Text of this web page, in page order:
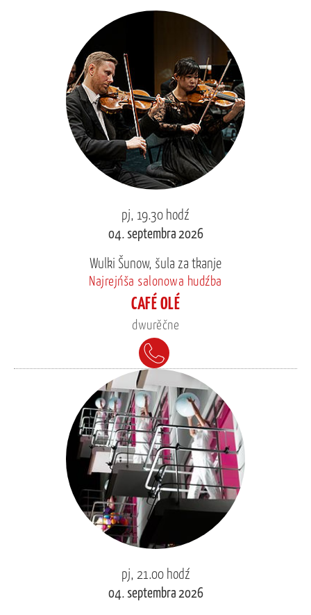
pj, 19.30 hodź
04. septembra 2026
Wulki Šunow, šula za tkanje
Najrejńša salonowa hudźba
CAFÉ OLÉ
dwurěčne
pj, 21.00 hodź
04. septembra 2026